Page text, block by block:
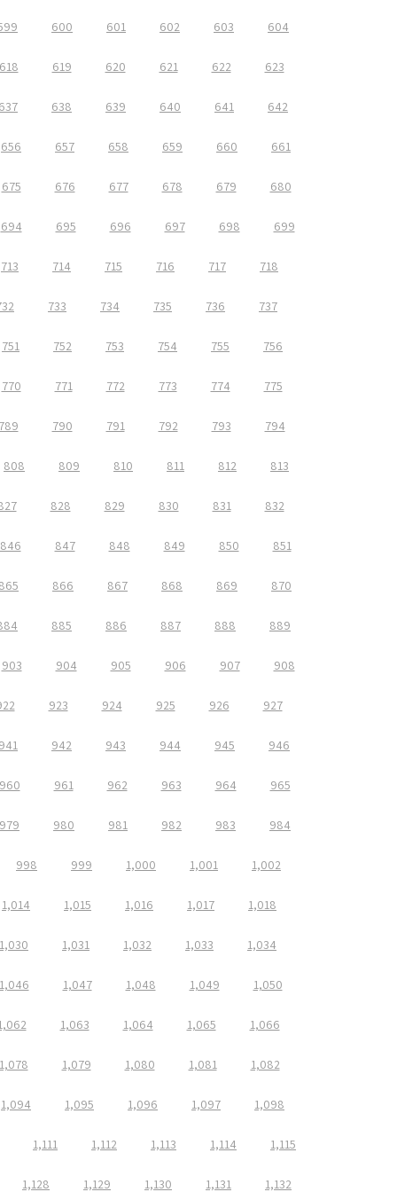
600 601 602 603 604
619 620 621 622 623
638 639 640 641 642
656 657 658 659 660 661
675 676 677 678 679 680
694 695 696 697 698 699
713 714 715 716 717 718
733 734 735 736 737
751 752 753 754 755 756
770 771 772 773 774 775
790 791 792 793 794
808 809 810 811 812 813
828 829 830 831 832
846 847 848 849 850 851
866 867 868 869 870
885 886 887 888 889
903 904 905 906 907 908
923 924 925 926 927
942 943 944 945 946
961 962 963 964 965
979 980 981 982 983 984
998 999 1,000 1,001 1,002
1,014 1,015 1,016 1,017 1,018
1,030 1,031 1,032 1,033 1,034
1,047 1,048 1,049 1,050
1,063 1,064 1,065 1,066
1,079 1,080 1,081 1,082
1,094 1,095 1,096 1,097 1,098
1,111 1,112 1,113 1,114 1,115
1,128 1,129 1,130 1,131 1,132